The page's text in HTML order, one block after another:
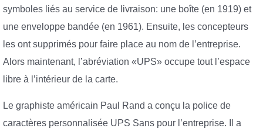
symboles liés au service de livraison: une boîte (en 1919) et
une enveloppe bandée (en 1961). Ensuite, les concepteurs
les ont supprimés pour faire place au nom de l’entreprise.
Alors maintenant, l’abréviation «UPS» occupe tout l’espace
libre à l’intérieur de la carte.
Le graphiste américain Paul Rand a conçu la police de
caractères personnalisée UPS Sans pour l’entreprise. Il a